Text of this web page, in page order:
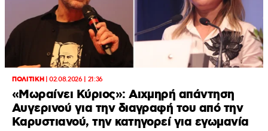
ΠΟΛΙΤΙΚΗ|02.08.2026 | 21:36
«Μωραίνει Κύριος»: Αιχμηρή απάντηση
Αυγερινού για την διαγραφή του από την
Καρυστιανού, την κατηγορεί για εγωμανία